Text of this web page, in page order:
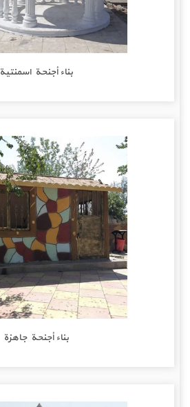
بناء أجنحة اسمنتية
بناء أجنحة جاهزة